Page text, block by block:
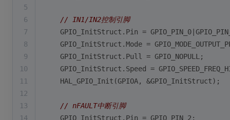
5
6
// IN1/IN2控制引脚
7
GPIO_InitStruct.Pin =
8
GPIO_InitStruct.Mode =
9
    GPIO_InitStruct.Pull = GPIO_NOPULL;
10
GPIO_InitStruct.Speed =
11
    HAL_GPIO_Init(GPIOA, &GPIO_InitStruct);
12
13
// nFAULT中断引脚
14
    GPIO_InitStruct.Pin = GPIO_PIN_2;